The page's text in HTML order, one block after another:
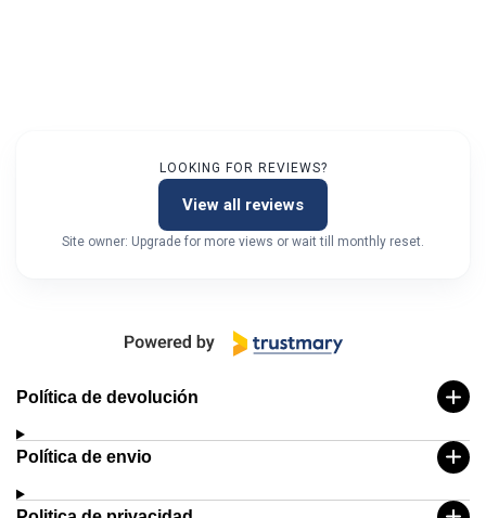
LOOKING FOR REVIEWS?
View all reviews
Site owner: Upgrade for more views or wait till monthly reset.
Política de devolución
Política de envio